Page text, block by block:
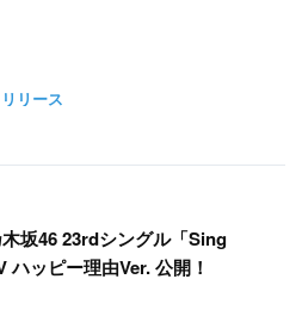
リリース
坂46 23rdシングル「Sing
ハッピー理由Ver. 公開！